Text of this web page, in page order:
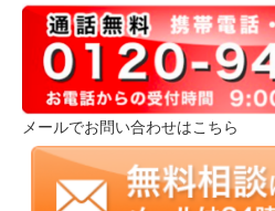
メールでお問い合わせはこちら